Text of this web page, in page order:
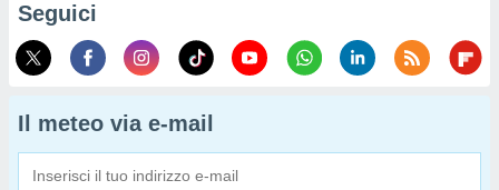
Seguici
Il meteo via e-mail